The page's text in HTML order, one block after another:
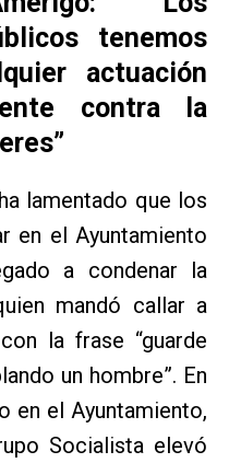
tenemos
actuación
contra la
lamentado que los
en el Ayuntamiento
a condenar la
mandó callar a
la frase “guarde
un hombre”. En
en el Ayuntamiento,
Socialista elevó